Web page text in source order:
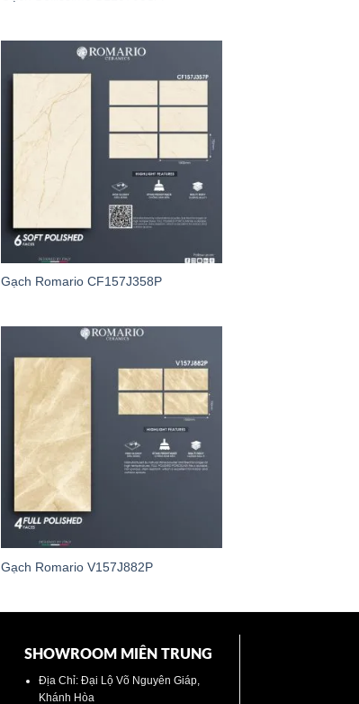
Gạch Romario CF157J358P
Gạch Romario V157J882P
SHOWROOM MIÊN TRUNG
Địa Chỉ: Đại Lộ Võ Nguyên Giáp,
Khánh Hòa